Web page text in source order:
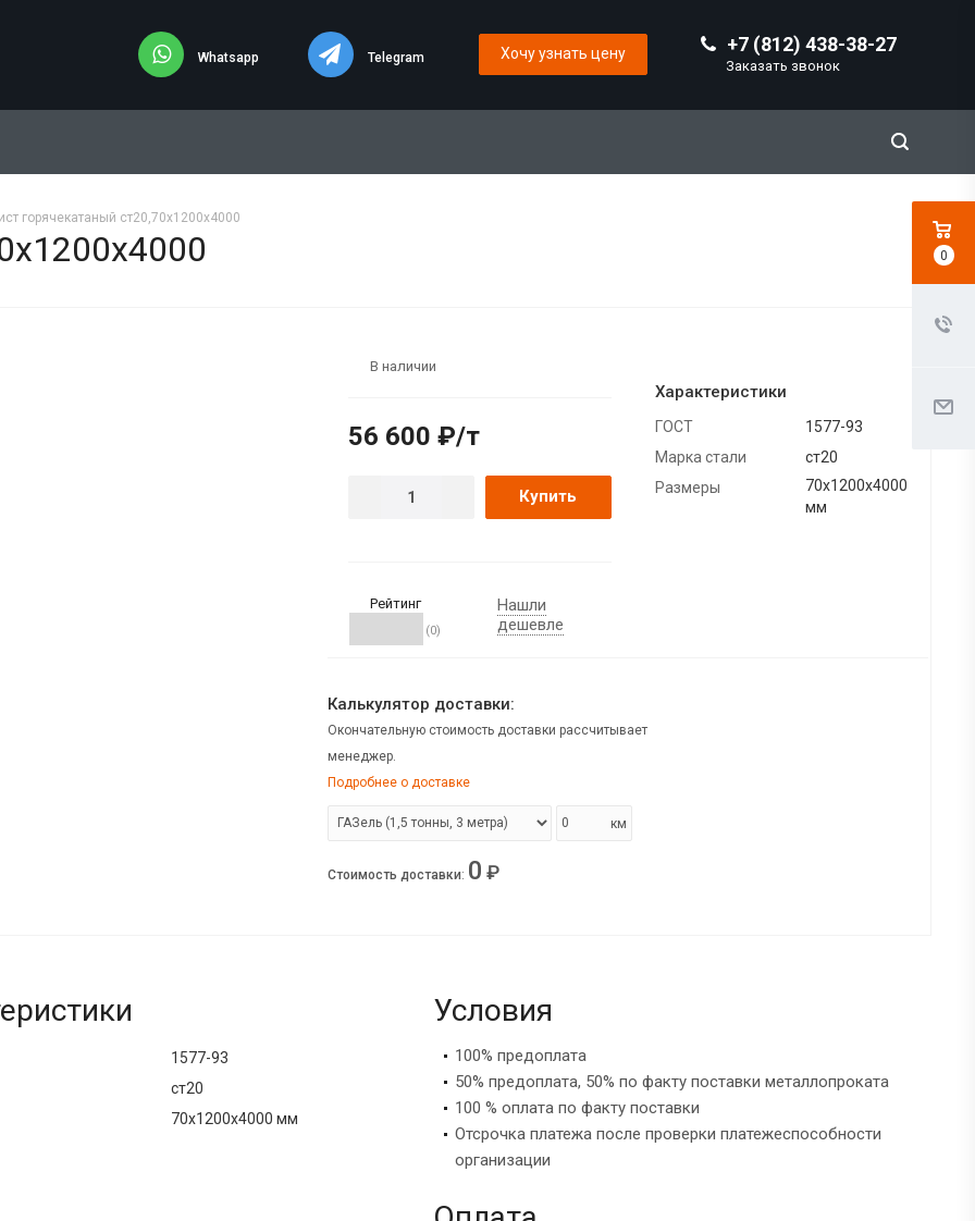
+7 (812) 438-38-27
Заказать звонок
Whatsapp Telegram Хочу узнать цену
горячекатаный ст20,70х1200х4000
В наличии
56 600 ₽/т
Купить
Рейтинг
(0)
Нашли
дешевле
Характеристики
ГОСТ
1577-93
Марка стали
ст20
Размеры
70х1200х4000
мм
Калькулятор доставки:
Окончательную стоимость доставки рассчитывает
менеджер.
Подробнее о доставке
км
Стоимость доставки: 0 ₽
1577-93
ст20
70х1200х4000 мм
Условия
100% предоплата
50% предоплата, 50% по факту поставки металлопроката
100 % оплата по факту поставки
Отсрочка платежа после проверки платежеспособности
организации
0